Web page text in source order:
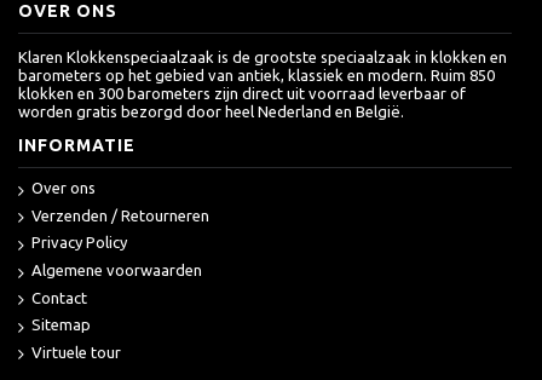
OVER ONS
Klaren Klokkenspeciaalzaak is de grootste speciaalzaak in klokken en
barometers op het gebied van antiek, klassiek en modern. Ruim 850
klokken en 300 barometers zijn direct uit voorraad leverbaar of
worden gratis bezorgd door heel Nederland en België.
INFORMATIE
Over ons
Verzenden / Retourneren
Privacy Policy
Algemene voorwaarden
Contact
Sitemap
Virtuele tour